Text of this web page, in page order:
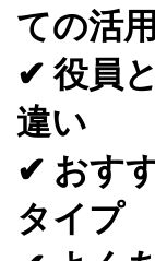
ての活用
✔ 役員
違い
✔ おす
タイプ